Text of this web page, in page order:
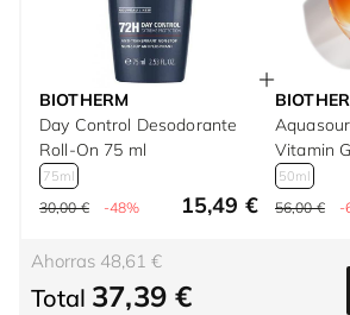
BIOTHERM
Day Control Desodorante
Roll-On 75 ml
75ml
30,00 € -48% 15,49 €
Vitamin
50ml
56,00 € -
Ahorras 48,61 €
Total 37,39 €